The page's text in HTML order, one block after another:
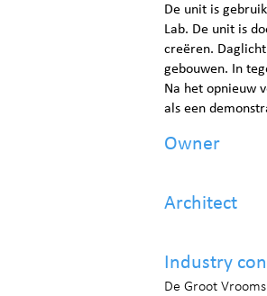
De unit is
Lab. De unit is
creëren.
gebouwen. In
Na het opnieuw
als een
Owner
Architect
Industry
De Groot